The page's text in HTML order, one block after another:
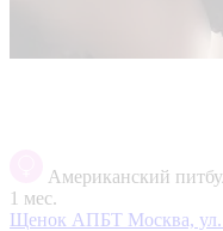
Американский
1 мес.
Щенок АПБТ Москва,